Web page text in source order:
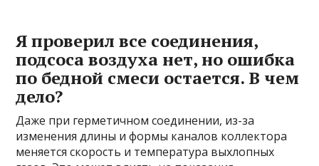
Я проверил все соединения,
подсоса воздуха нет, но ошибка
по бедной смеси остается. В чем
дело?
Даже при герметичном соединении, из-за
изменения длины и формы каналов коллектора
меняется скорость и температура выхлопных